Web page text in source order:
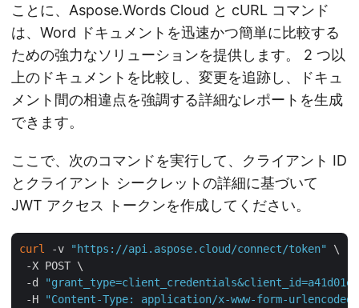
ことに、Aspose.Words Cloud と cURL コマンド
は、Word ドキュメントを迅速かつ簡単に比較する
ための強力なソリューションを提供します。 2 つ以
上のドキュメントを比較し、変更を追跡し、ドキュ
メント間の相違点を強調する詳細なレポートを生成
できます。
ここで、次のコマンドを実行して、クライアント ID
とクライアント シークレットの詳細に基づいて
JWT アクセス トークンを作成してください。
curl -v "https://api.aspose.cloud/connect/token"
\
-X POST \
-d
"grant_type=client_credentials&client_id=a41d01ef-
-H
"Content-Type: application/x-www-form-urlencoded"